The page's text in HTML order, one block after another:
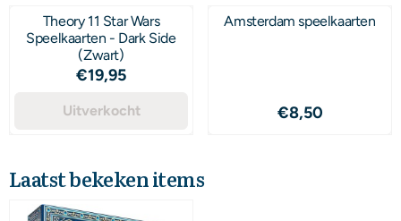
Theory 11 Star Wars
Speelkaarten - Dark Side
(Zwart)
Prijs: 19,95
€19,95
Uitverkocht
Amsterdam speelkaarten
Prijs: 8,50
€8,50
Laatst bekeken items